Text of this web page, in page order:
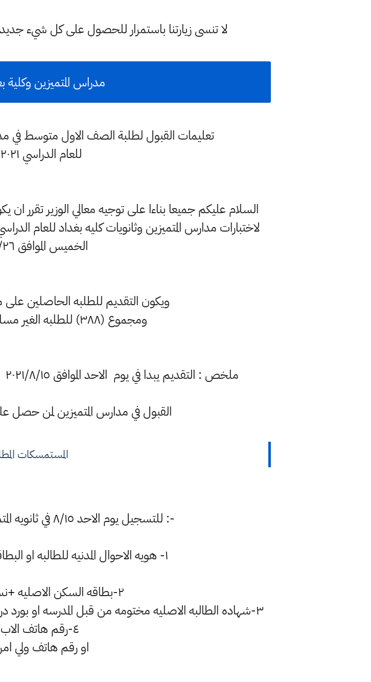
لا تنسى زيارتنا باستمرار للحصول على كل شيء
مدراس المتميزين وكلية
تعليمات القبول لطلبة الصف الاول متوسط في
للعام الدراسي ٢٠٢٢/٢٠٢١
الخميس الموافق ٢٠٢١/٨/٢٦
ويكون التقديم للطلبه الحاصلين على مجموع
ومجموع (٣٨٨) للطلبه الغير مسلمين اي بمعدل (٩٧)
ملخص : التقديم يبدا في يوم الاحد الموافق ٢٠٢١/٨/١٥ وينتهي في يوم الخميس الموافق ٢٠٢١/٨/٢٦
القبول في مدارس المتميزين لمن حصل على معدل
المستمسكات
للتسجيل يوم الاحد ٨/١٥ في ثانويه المتميزات للصف الاول متوسط :-
١- هويه الاحوال المدنيه للطالبه او البطاقه الموحده استنساخ ملون
٢-بطاقه السكن الاصليه +نسخه ملونه منها
٣-شهاده الطالبه الاصليه مختومه من قبل المدرسه او بورد درجات الطالبه من الكنترول مختوم بختم الكنترول
٤-رقم هاتف الاب والام
او رقم هاتف ولي